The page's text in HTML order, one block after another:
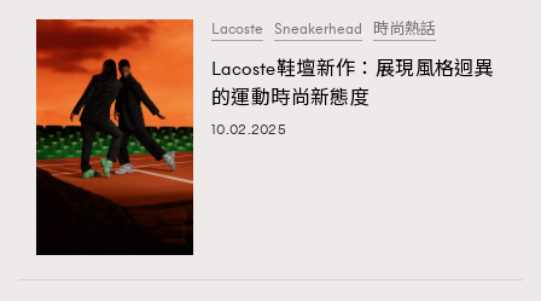
Lacoste Sneakerhead 時尚熱話
Lacoste鞋壇新作：展現風格迥異
的運動時尚新態度
10.02.2025